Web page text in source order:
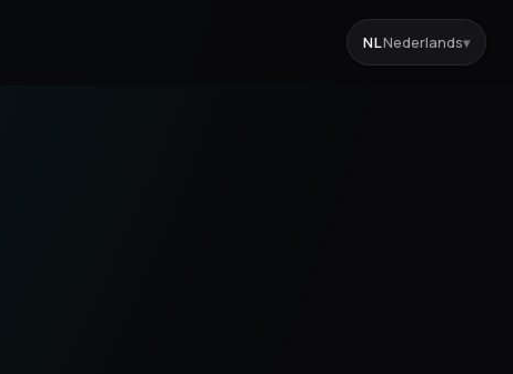
NLNederlands▾